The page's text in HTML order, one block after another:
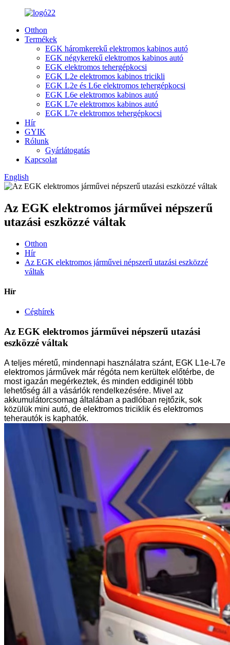
Otthon
Termékek
EGK háromkerekű elektromos kabinos autó
EGK négykerekű elektromos kabinos autó
EGK elektromos tehergépkocsi
EGK L2e elektromos kabinos tricikli
EGK L2e és L6e elektromos tehergépkocsi
EGK L6e elektromos kabinos autó
EGK L7e elektromos kabinos autó
EGK L7e elektromos tehergépkocsi
Hír
GYIK
Rólunk
Gyárlátogatás
Kapcsolat
English
Az EGK elektromos járművei népszerű
utazási eszközzé váltak
Otthon
Hír
Az EGK elektromos járművei népszerű utazási eszközzé
váltak
Hír
Céghírek
Az EGK elektromos járművei népszerű utazási
eszközzé váltak
A teljes méretű, mindennapi használatra szánt, EGK L1e-L7e
elektromos járművek már régóta nem kerültek előtérbe, de
most igazán megérkeztek, és minden eddiginél több
lehetőség áll a vásárlók rendelkezésére. Mivel az
akkumulátorcsomag általában a padlóban rejtőzik, sok
közülük mini autó, de elektromos triciklik és elektromos
teherautók is kaphatók.